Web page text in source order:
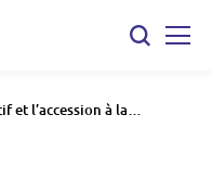
et l’accession à la